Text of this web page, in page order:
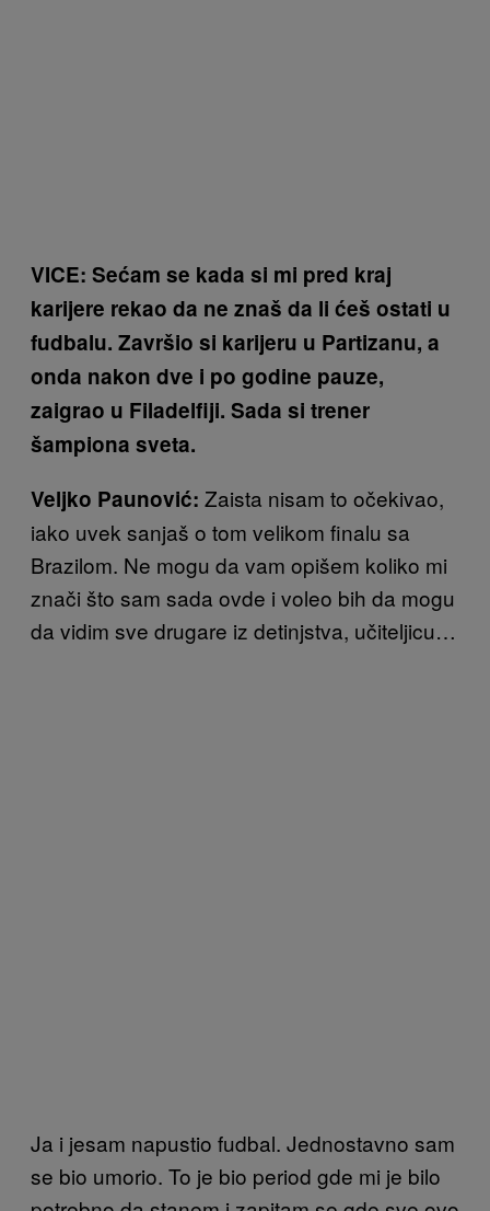
VICE: Sećam se kada si mi pred kraj
karijere rekao da ne znaš da li ćeš ostati u
fudbalu. Završio si karijeru u Partizanu, a
onda nakon dve i po godine pauze,
zaigrao u Filadelfiji. Sada si trener
šampiona sveta.
Veljko Paunović: Zaista nisam to očekivao,
iako uvek sanjaš o tom velikom finalu sa
Brazilom. Ne mogu da vam opišem koliko mi
znači što sam sada ovde i voleo bih da mogu
da vidim sve drugare iz detinjstva, učiteljicu…
Ja i jesam napustio fudbal. Jednostavno sam
se bio umorio. To je bio period gde mi je bilo